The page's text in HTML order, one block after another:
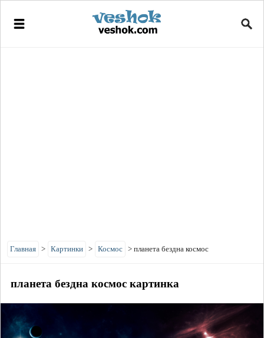
Главная > Картинки > Космос > планета бездна космос
планета бездна космос картинка